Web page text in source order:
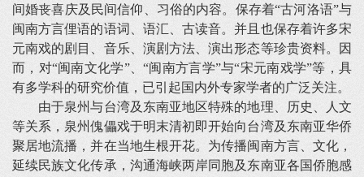
间婚丧喜庆及民间信仰、习俗的内容。保存着“古河洛语”与
闽南方言俚语的语词、语汇、古读音。并且也保存着许多宋
元南戏的剧目、音乐、演剧方法、演出形态等珍贵资料。因
而，对“闽南文化学”、“闽南方言学”与“宋元南戏学”等，具
有多学科的研究价值，已引起国内外专家学者的广泛关注。
由于泉州与台湾及东南亚地区特殊的地理、历史、人文
等关系，泉州傀儡戏于明末清初即开始向台湾及东南亚华侨
聚居地流播，并在当地生根开花。为传播闽南方言、文化，
延续民族文化传承，沟通海峡两岸同胞及东南亚各国侨胞感